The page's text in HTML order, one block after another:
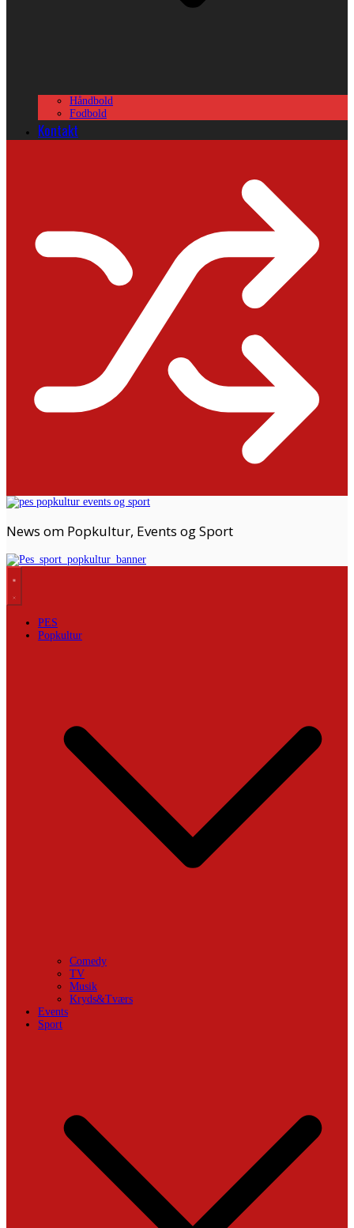
Håndbold
Fodbold
Kontakt
News om Popkultur, Events og Sport
PES
Popkultur
Comedy
TV
Musik
Kryds&Tværs
Events
Sport